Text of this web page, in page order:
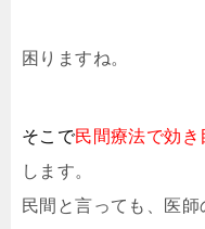
困りますね。
そこで民間療法で効
します。
民間と言っても、医